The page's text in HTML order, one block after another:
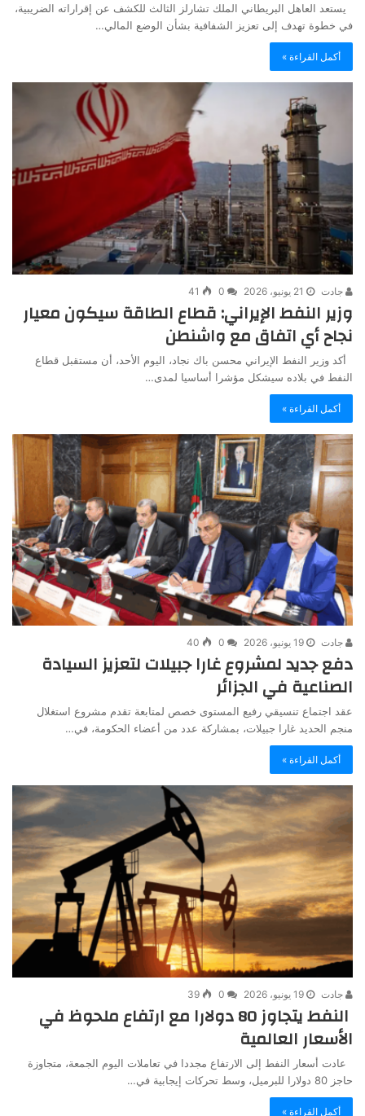
يستعد العاهل البريطاني الملك تشارلز الثالث للكشف عن إقراراته الضريبية،
في خطوة تهدف إلى تعزيز الشفافية بشأن الوضع المالي…
أكمل القراءة »
جادت 21 يونيو، 2026 0
41
وزير النفط الإيراني: قطاع الطاقة سيكون معيار
نجاح أي اتفاق مع واشنطن
أكد وزير النفط الإيراني محسن باك نجاد، اليوم الأحد، أن مستقبل قطاع
النفط في بلاده سيشكل مؤشرا أساسيا لمدى…
أكمل القراءة »
جادت 19 يونيو، 2026 0
40
دفع جديد لمشروع غارا جبيلات لتعزيز السيادة
الصناعية في الجزائر
عقد اجتماع تنسيقي رفيع المستوى خصص لمتابعة تقدم مشروع استغلال
منجم الحديد غارا جبيلات، بمشاركة عدد من أعضاء الحكومة، في…
أكمل القراءة »
جادت 19 يونيو، 2026 0
39
النفط يتجاوز 80 دولارا مع ارتفاع ملحوظ في
الأسعار العالمية
عادت أسعار النفط إلى الارتفاع مجددا في تعاملات اليوم الجمعة، متجاوزة
حاجز 80 دولارا للبرميل، وسط تحركات إيجابية في…
أكمل القراءة »